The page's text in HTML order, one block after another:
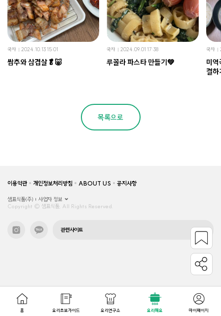
홈 요리초보가이드 요리연구소 요리해요 마이페이지
국자 2024.10.13 15:01
쌈추와 삼겹살🥬🐷
국자 2024.09.01 17:38
루꼴라 파스타 만들기💚
국자
미역
결
목록으로
이용약관 개인정보처리방침 ABOUT US 공지사항
샘표식품(주)
사업자 정보
Copyright © 샘표식품, All Rights Reserved.
관련사이트